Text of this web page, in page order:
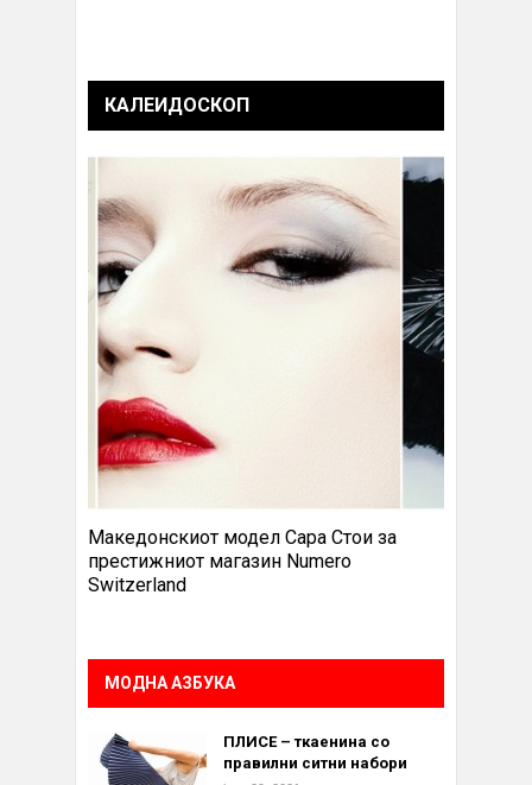
КАЛЕИДОСКОП
Македонскиот модел Сара Стои за
престижниот магазин Numero
Switzerland
МОДНА АЗБУКА
ПЛИСЕ – ткаенина со
правилни ситни набори